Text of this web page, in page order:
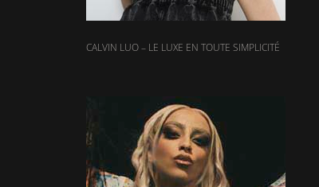
CALVIN LUO – LE LUXE EN TOUTE SIMPLICITÉ